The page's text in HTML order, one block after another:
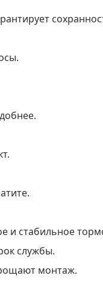
и стабильное
службы.
монтаж.